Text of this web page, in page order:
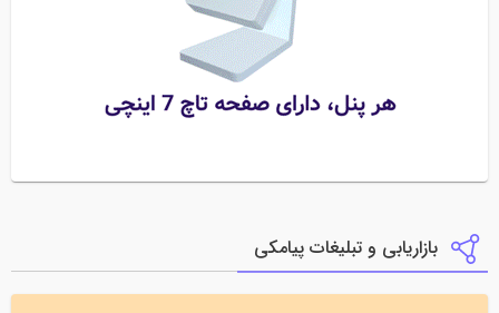
بازاریابی و تبلیغات پیامکی